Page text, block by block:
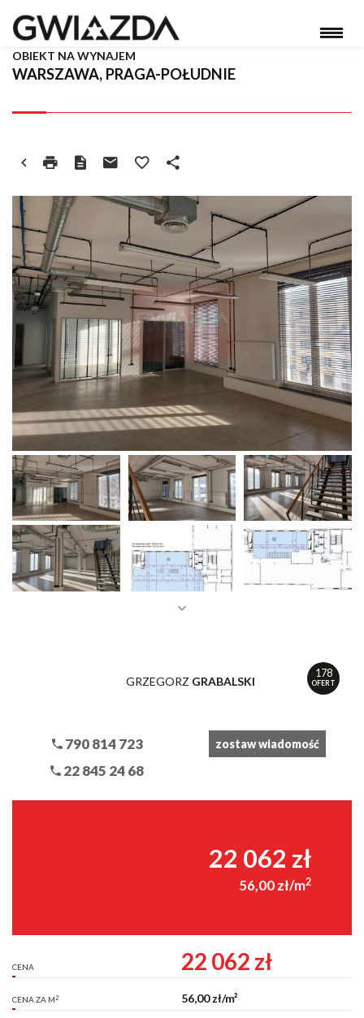
WARSZAWA, PRAGA-POŁUDNIE
OBIEKT NA WYNAJEM
178
OFERT
GRZEGORZ GRABALSKI
790 814 723
22 845 24 68
zostaw wiadomość
22 062 zł
56,00 zł/m2
CENA 22 062 zł
CENA ZA M2 56,00 zł/m²